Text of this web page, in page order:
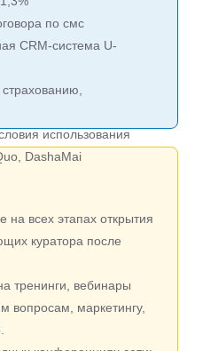
по смс
CRM-система U-
использования
DashaMai
на всех этапах открытия
куратора после
тренинги, вебинары
вопросам, маркетингу,